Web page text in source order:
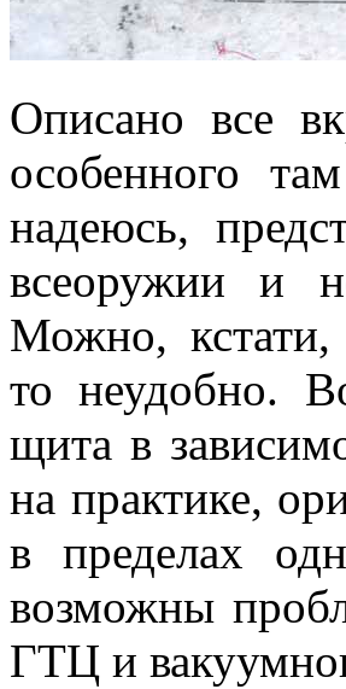
Описано все
особенного
надеюсь,
всеоружии и
Можно, кстати,
то неудобно.
щита в
на практике,
в пределах
возможны
ГТЦ и